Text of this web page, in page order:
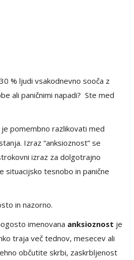
% ljudi vsakodnevno sooča z
ali paničnimi napadi? Ste med
pomembno razlikovati med
Izraz “anksioznost” se
izraz za dolgotrajno
situacijsko tesnobo in panične
in nazorno.
imenovana anksioznost je
traja več tednov, mesecev ali
občutite skrbi, zaskrbljenost